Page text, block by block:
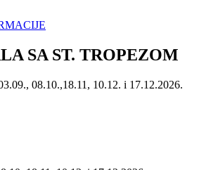
SA ST. TROPEZOM
08.10.,18.11, 10.12. i 17.12.2026.